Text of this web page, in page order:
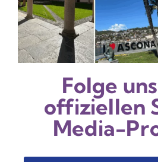
Folge
offiziellen
Media-